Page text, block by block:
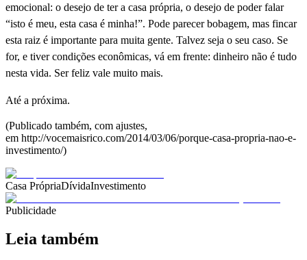
emocional: o desejo de ter a casa própria, o desejo de poder falar
“isto é meu, esta casa é minha!”. Pode parecer bobagem, mas fincar
esta raiz é importante para muita gente. Talvez seja o seu caso. Se
for, e tiver condições econômicas, vá em frente: dinheiro não é tudo
nesta vida. Ser feliz vale muito mais.
Até a próxima.
(Publicado também, com ajustes,
em http://vocemaisrico.com/2014/03/06/porque-casa-propria-nao-e-
investimento/)
Casa PrópriaDívidaInvestimento
Publicidade
Leia também